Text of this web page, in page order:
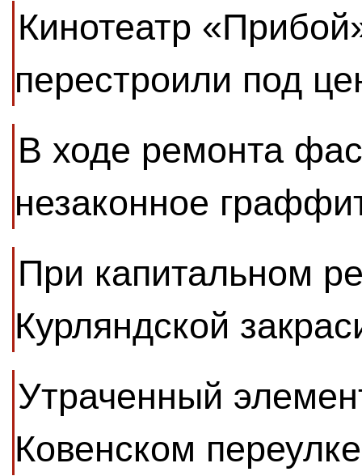
Кинотеатр
перестроили под
В ходе ремонта
незаконное
При капитальном
Курляндской
Утраченный
Ковенском